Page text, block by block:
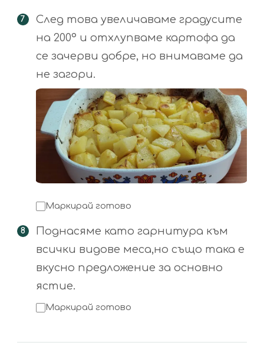
След това увеличаваме градусите
на 200° и отхлупваме картофа да
се зачерви добре, но внимаваме да
не загори.
Маркирай готово
Поднасяме като гарнитура към
всички видове меса,но също така е
вкусно предложение за основно
ястие.
Маркирай готово